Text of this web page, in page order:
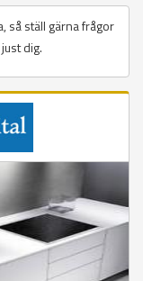
så ställ gärna frågor
dig.